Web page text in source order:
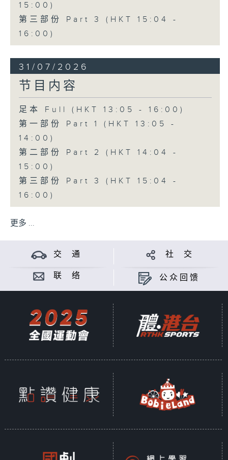
15:00)
第三部份 Part 3 (HKT 15:04 -
16:00)
31/07/2026
节目内容
足本 Full (HKT 13:05 - 16:00)
第一部份 Part 1 (HKT 13:05 -
14:00)
第二部份 Part 2 (HKT 14:04 -
15:00)
第三部份 Part 3 (HKT 15:04 -
16:00)
更多 ...
交 通 社 交
联 络 公众回馈